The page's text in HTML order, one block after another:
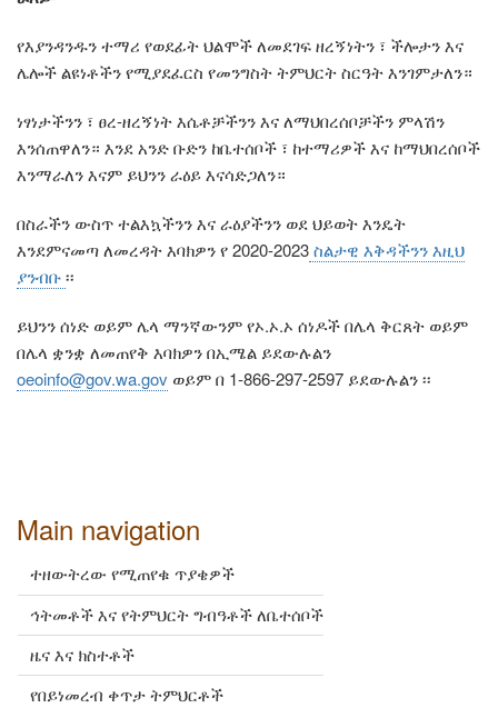
Main navigation
ተዘውትረው የሚጠየቁ ጥያቄዎች
ኅትመቶች እና የትምህርት ግብዓቶች ለቤተሰቦች
ዜና እና ክስተቶች
የበይነመረብ ቀጥታ ትምህርቶች
የእያንዳንዱን ተማሪ የወደፊት ህልሞች ለመደገፍ ዘረኝነትን ፣ ችሎታን እና
ሌሎች ልዩነቶችን የሚያደፈርስ የመንግስት ትምህርት ስርዓት እንገምታለን።
ነፃነታችንን ፣ ፀረ-ዘረኝነት እሴቶቻችንን እና ለማህበረሰቦቻችን ምላሽን
እንሰጠዋለን። እንደ አንድ ቡድን ከቤተሰቦች ፣ ከተማሪዎች እና ከማህበረሰቦች
እንማራለን እናም ይህንን ራዕይ እናሳድጋለን።
በስራችን ውስጥ ተልእኳችንን እና ራዕያችንን ወደ ህይወት እንዴት
እንደምናመጣ ለመረዳት እባክዎን የ 2020-2023ስልታዊ እቅዳችንን እዚህ
ያንብቡ፡፡
ይህንን ሰነድ ወይም ሌላ ማንኛውንም የኦ.ኦ.ኦ ሰነዶች በሌላ ቅርጸት ወይም
በሌላ ቋንቋ ለመጠየቅ እባክዎን በኢሜል ይደውሉልን
oeoinfo@gov.wa.gov ወይም በ 1-866-297-2597 ይደውሉልን ፡፡